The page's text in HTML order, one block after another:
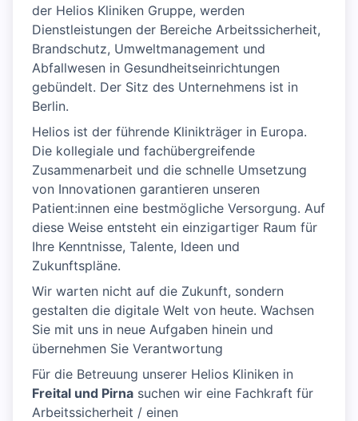
der Helios Kliniken Gruppe, werden
Dienstleistungen der Bereiche Arbeitssicherheit,
Brandschutz, Umweltmanagement und
Abfallwesen in Gesundheitseinrichtungen
gebündelt. Der Sitz des Unternehmens ist in
Berlin.
Helios ist der führende Klinikträger in Europa.
Die kollegiale und fachübergreifende
Zusammenarbeit und die schnelle Umsetzung
von Innovationen garantieren unseren
Patient:innen eine bestmögliche Versorgung. Auf
diese Weise entsteht ein einzigartiger Raum für
Ihre Kenntnisse, Talente, Ideen und
Zukunftspläne.
Wir warten nicht auf die Zukunft, sondern
gestalten die digitale Welt von heute. Wachsen
Sie mit uns in neue Aufgaben hinein und
übernehmen Sie Verantwortung
Für die Betreuung unserer Helios Kliniken in
Freital und Pirna suchen wir eine Fachkraft für
Arbeitssicherheit / einen